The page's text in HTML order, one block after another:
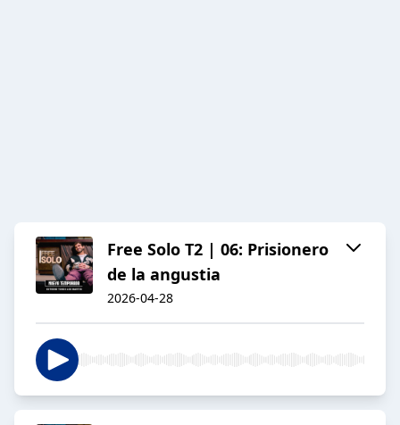
Free Solo T2 | 06: Prisionero
de la angustia
2026-04-28